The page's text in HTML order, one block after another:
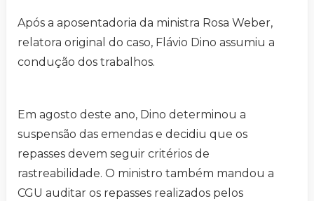
Após a aposentadoria da ministra Rosa Weber,
relatora original do caso, Flávio Dino assumiu a
condução dos trabalhos.
Em agosto deste ano, Dino determinou a
suspensão das emendas e decidiu que os
repasses devem seguir critérios de
rastreabilidade. O ministro também mandou a
CGU auditar os repasses realizados pelos